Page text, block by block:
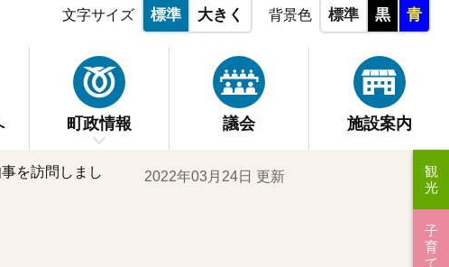
文字サイズ 標準 大きく 背景色 標準 黒 青
町政情報 議会 施設案内
を訪問しまし
2022年03月24日 更新
観
光
子
育
て